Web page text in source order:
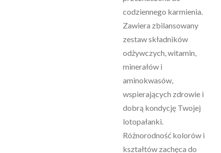
codziennego karmienia.
Zawiera zbilansowany
zestaw składników
odżywczych, witamin,
minerałów i
aminokwasów,
wspierających zdrowie i
dobrą kondycję Twojej
lotopałanki.
Różnorodność kolorów i
kształtów zachęca do